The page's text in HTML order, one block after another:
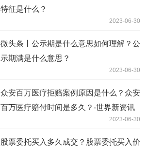
特征是什么？
2023-06-30
微头条丨公示期是什么意思如何理解？公
示期满是什么意思？
2023-06-30
众安百万医疗拒赔案例原因是什么？众安
百万医疗赔付时间是多久？-世界新资讯
2023-06-30
股票委托买入多久成交？股票委托买入价